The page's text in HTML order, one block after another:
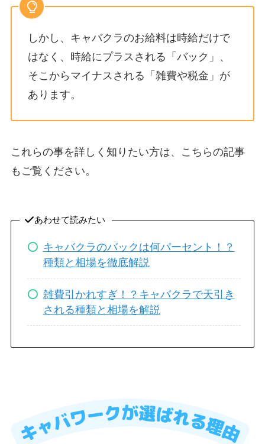
しかし、キャバクラのお給料は時給だけで
はなく、時給にプラスされる「バック」、
そこからマイナスされる「雑費や税金」が
あります。
これらの事を詳しく知りたい方は、こちらの記事
もご覧ください。
あわせて読みたい
キャバクラのバックは何パーセント！？
種類と相場を徹底解説
雑費引かれすぎ！？キャバクラで天引き
される種類と相場を解説